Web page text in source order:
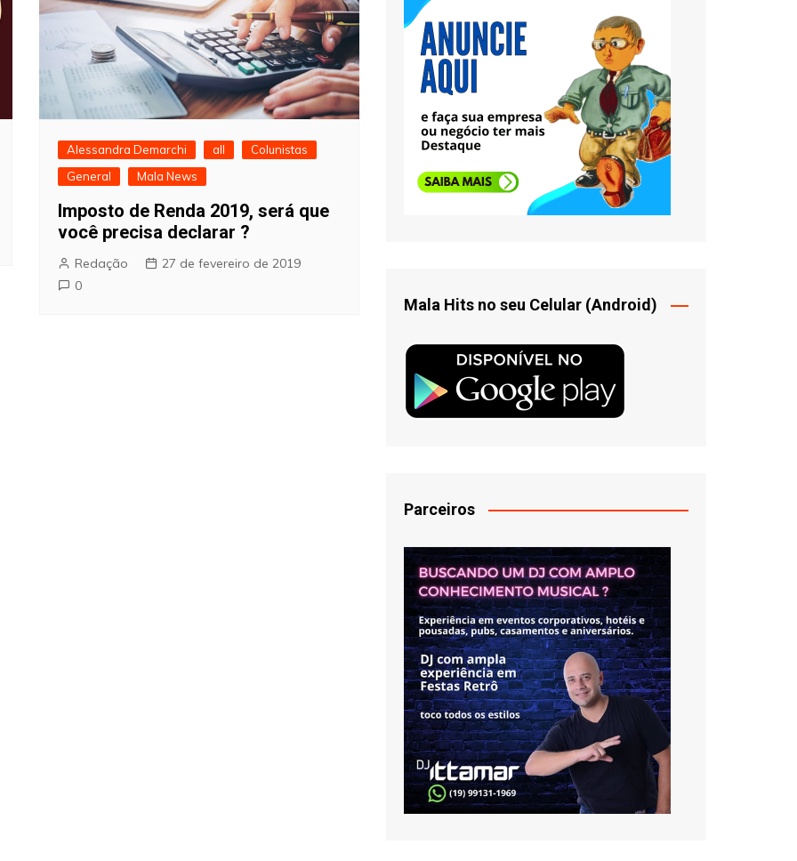
Alessandra Demarchi all
Colunistas
General
Mala News
Imposto de Renda 2019, será que
você precisa declarar ?
Redação
27 de fevereiro de 2019
0